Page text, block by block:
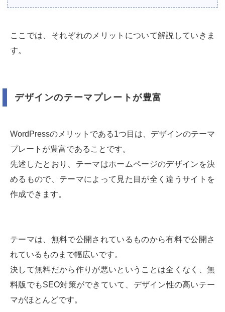
ここでは、それぞれのメリットについて解説していきま
す。
デザインのテーマプレートが豊富
WordPressのメリットである1つ目は、デザインのテーマ
プレートが豊富であることです。
先述したとおり、テーマはホームページのデザインを決
めるもので、テーマによって見た目が全く違うサイトを
作成できます。
テーマは、無料で公開されているものから有料で公開さ
れているものまで幅広いです。
決して無料だから作りが悪いということは全くなく、無
料版でもSEO対策ができていて、デザイン性の高いテー
マがほとんどです。